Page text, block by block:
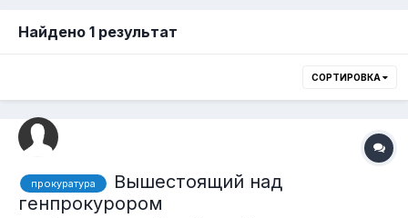
Найдено 1 результат
СОРТИРОВКА
прокуратура
Вышестоящий над
генпрокурором